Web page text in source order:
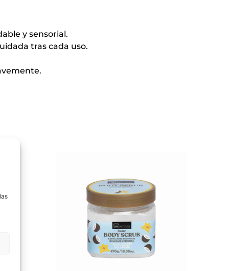
y sensorial.
tras cada uso.